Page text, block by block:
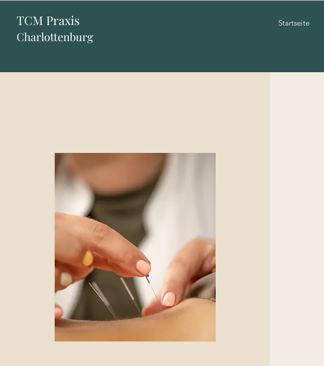
TCM Praxis
Charlottenburg
Startseite